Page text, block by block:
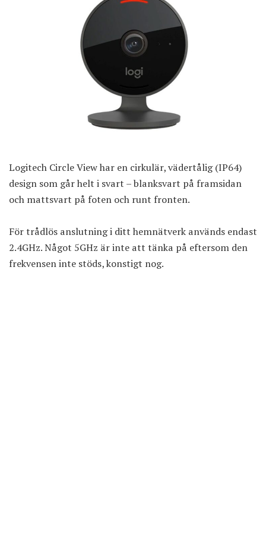
Logitech Circle View har en cirkulär, vädertålig (IP64)
design som går helt i svart – blanksvart på framsidan
och mattsvart på foten och runt fronten.
För trådlös anslutning i ditt hemnätverk används endast
2.4GHz. Något 5GHz är inte att tänka på eftersom den
frekvensen inte stöds, konstigt nog.